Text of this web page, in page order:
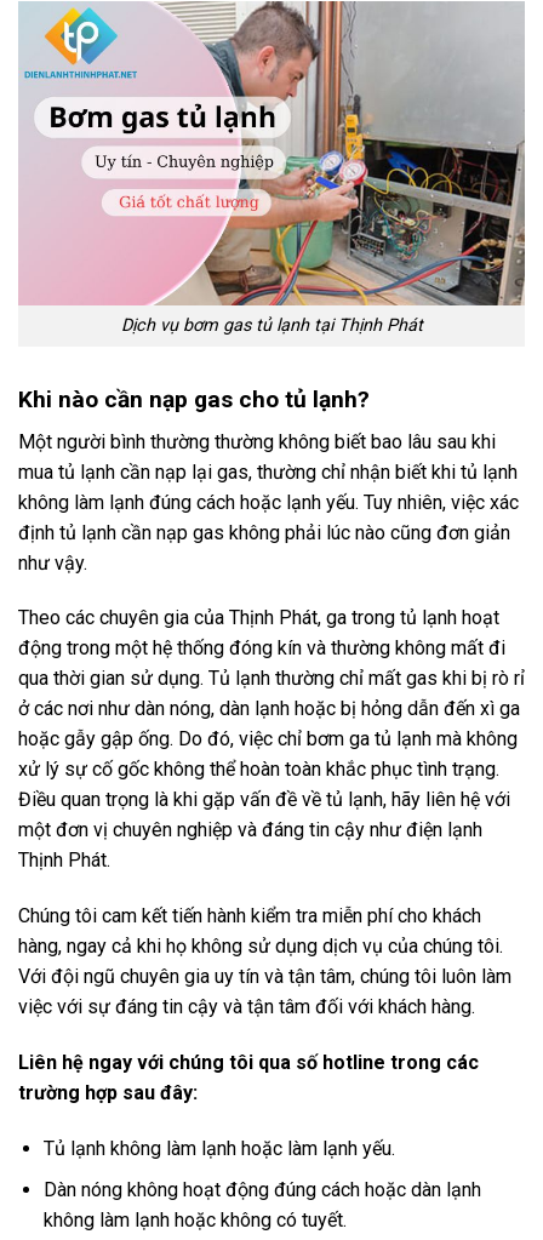
Dịch vụ bơm gas tủ lạnh tại Thịnh Phát
Khi nào cần nạp gas cho tủ lạnh?
Một người bình thường thường không biết bao lâu sau khi
mua tủ lạnh cần nạp lại gas, thường chỉ nhận biết khi tủ lạnh
không làm lạnh đúng cách hoặc lạnh yếu. Tuy nhiên, việc xác
định tủ lạnh cần nạp gas không phải lúc nào cũng đơn giản
như vậy.
Theo các chuyên gia của Thịnh Phát, ga trong tủ lạnh hoạt
động trong một hệ thống đóng kín và thường không mất đi
qua thời gian sử dụng. Tủ lạnh thường chỉ mất gas khi bị rò rỉ
ở các nơi như dàn nóng, dàn lạnh hoặc bị hỏng dẫn đến xì ga
hoặc gẫy gập ống. Do đó, việc chỉ bơm ga tủ lạnh mà không
xử lý sự cố gốc không thể hoàn toàn khắc phục tình trạng.
Điều quan trọng là khi gặp vấn đề về tủ lạnh, hãy liên hệ với
một đơn vị chuyên nghiệp và đáng tin cậy như điện lạnh
Thịnh Phát.
Chúng tôi cam kết tiến hành kiểm tra miễn phí cho khách
hàng, ngay cả khi họ không sử dụng dịch vụ của chúng tôi.
Với đội ngũ chuyên gia uy tín và tận tâm, chúng tôi luôn làm
việc với sự đáng tin cậy và tận tâm đối với khách hàng.
Liên hệ ngay với chúng tôi qua số hotline trong các
trường hợp sau đây:
Tủ lạnh không làm lạnh hoặc làm lạnh yếu.
Dàn nóng không hoạt động đúng cách hoặc dàn lạnh
không làm lạnh hoặc không có tuyết.